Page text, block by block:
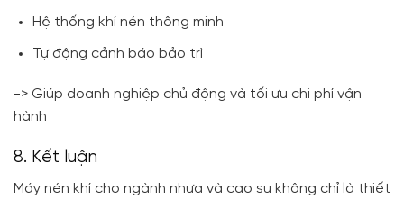
Hệ thống khí nén thông minh
Tự động cảnh báo bảo trì
-> Giúp doanh nghiệp chủ động và tối ưu chi phí vận
hành
8. Kết luận
Máy nén khí cho ngành nhựa và cao su không chỉ là thiết